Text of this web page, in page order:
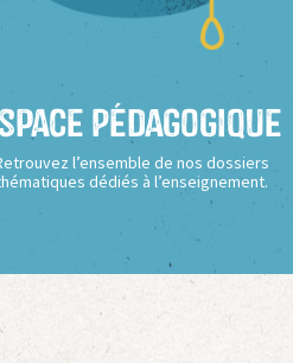
Pédagogique
l’ensemble de nos dossiers
dédiés à l’enseignement.